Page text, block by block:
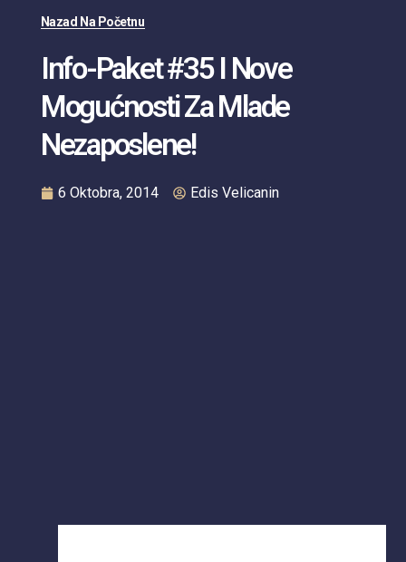
Nazad Na Početnu
Info-Paket #35 I Nove
Mogućnosti Za Mlade
Nezaposlene!
6 Oktobra, 2014 Edis Velicanin